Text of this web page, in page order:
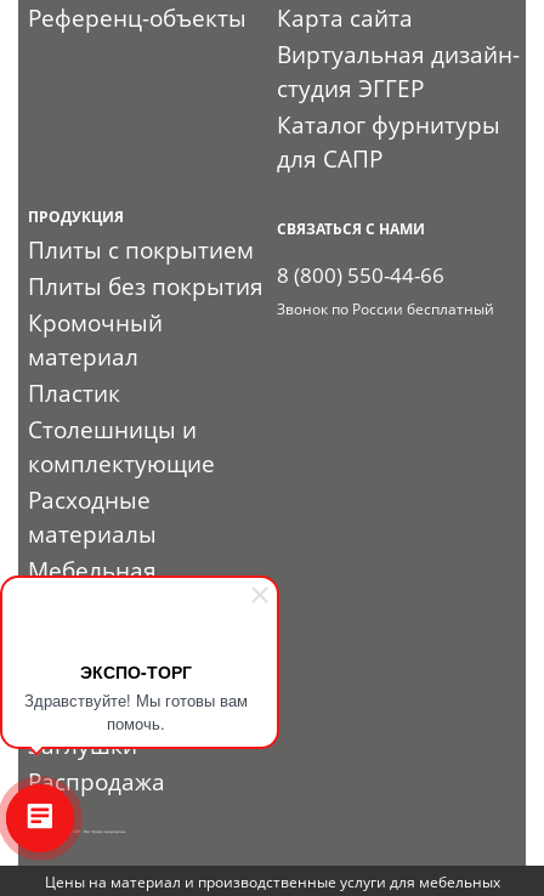
ЭКСПО-ТОРГ
Здравствуйте! Мы готовы вам
помочь.
Референц-объекты
Карта сайта
Виртуальная дизайн-
студия ЭГГЕР
Каталог фурнитуры
для САПР
ПРОДУКЦИЯ
Плиты с покрытием
Плиты без покрытия
Кромочный
материал
Пластик
Столешницы и
комплектующие
Расходные
материалы
Мебельная
профиль и
фурнитура
Заглушки
Распродажа
СВЯЗАТЬСЯ С НАМИ
8 (800) 550-44-66
Звонок по России бесплатный
© 2010 - 2026. ЭКСПО-ТОРГ. Все права защищены.
Цены на материал и производственные услуги для мебельных